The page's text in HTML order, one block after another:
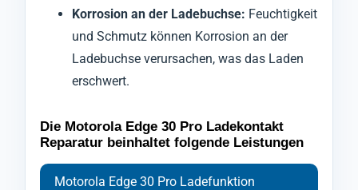
Korrosion an der Ladebuchse: Feuchtigkeit
und Schmutz können Korrosion an der
Ladebuchse verursachen, was das Laden
erschwert.
Die Motorola Edge 30 Pro Ladekontakt
Reparatur beinhaltet folgende Leistungen
Motorola Edge 30 Pro Ladefunktion